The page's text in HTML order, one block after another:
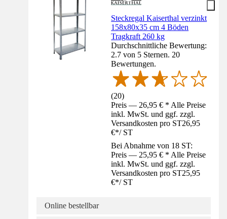
Steckregal Kaiserthal verzinkt
158x80x35 cm 4 Böden
Tragkraft 260 kg
Durchschnittliche Bewertung:
2.7 von 5 Sternen. 20
Bewertungen.
(20)
Preis — 26,95 € * Alle Preise
inkl. MwSt. und ggf. zzgl.
Versandkosten pro ST26,95
€*/ ST
Bei Abnahme von 18 ST:
Preis — 25,95 € * Alle Preise
inkl. MwSt. und ggf. zzgl.
Versandkosten pro ST25,95
€*/ ST
Online bestellbar